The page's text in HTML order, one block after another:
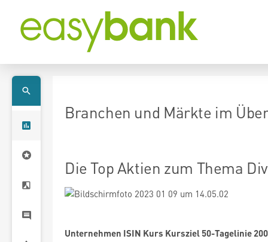
Branchen und Märkte im
Die Top Aktien zum Thema
Unternehmen ISIN Kurs Kursziel 50-Tagelinie